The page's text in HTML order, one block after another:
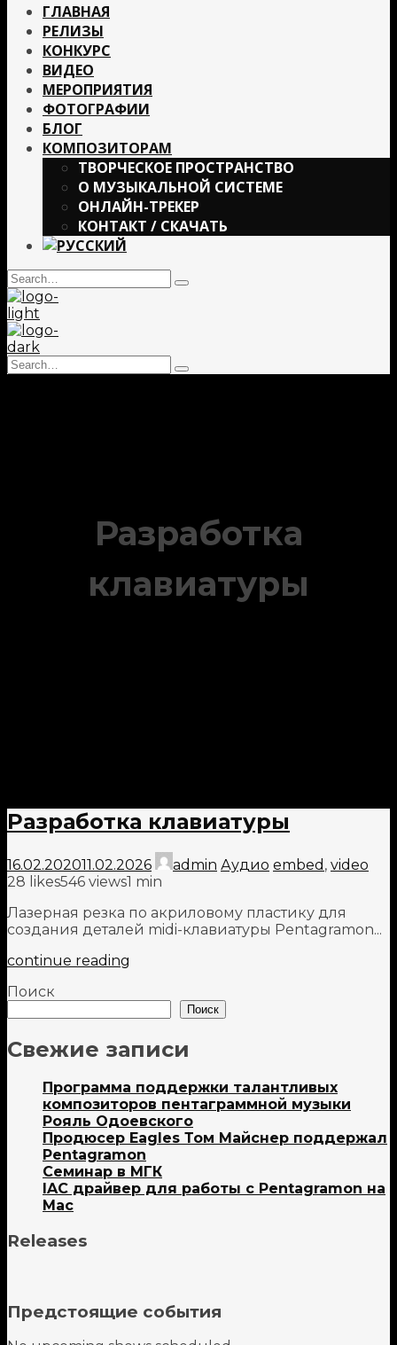
ГЛАВНАЯ
РЕЛИЗЫ
КОНКУРС
ВИДЕО
МЕРОПРИЯТИЯ
ФОТОГРАФИИ
БЛОГ
КОМПОЗИТОРАМ
ТВОРЧЕСКОЕ ПРОСТРАНСТВО
О МУЗЫКАЛЬНОЙ СИСТЕМЕ
ОНЛАЙН-ТРЕКЕР
КОНТАКТ / СКАЧАТЬ
Search
for:
Type
Search
for:
Type
Разработка
клавиатуры
Разработка клавиатуры
16.02.202011.02.2026 admin Аудио embed , video
28 likes546 views1 min
Лазерная резка по акриловому пластику для
создания деталей midi-клавиатуры Pentagramon...
continue reading
Поиск
Поиск
Свежие записи
Программа поддержки талантливых
композиторов пентаграммной музыки
Рояль Одоевского
Продюсер Eagles Том Майснер поддержал
Pentagramon
Семинар в МГК
IAC драйвер для работы с Pentagramon на
Mac
Releases
Предстоящие события